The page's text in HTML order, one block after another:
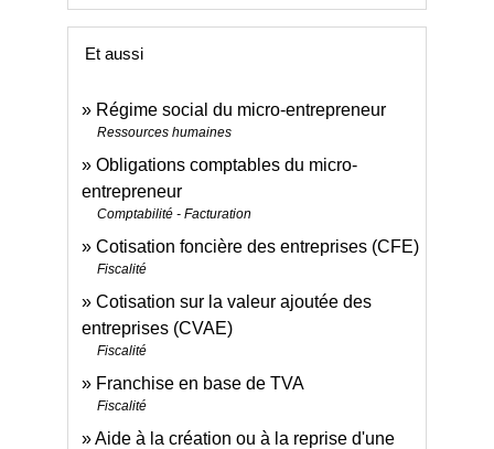
Et aussi
Régime social du micro-entrepreneur
Ressources humaines
Obligations comptables du micro-
entrepreneur
Comptabilité - Facturation
Cotisation foncière des entreprises (CFE)
Fiscalité
Cotisation sur la valeur ajoutée des
entreprises (CVAE)
Fiscalité
Franchise en base de TVA
Fiscalité
Aide à la création ou à la reprise d'une